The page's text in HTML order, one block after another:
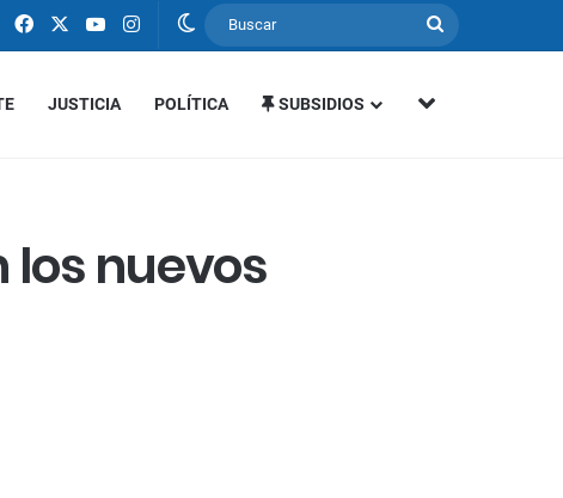
FacebookYouTubeInstagramSwitch skin Buscar
JUSTICIA POLÍTICA SUBSIDIOS MÁS SECCIONES
nuevos